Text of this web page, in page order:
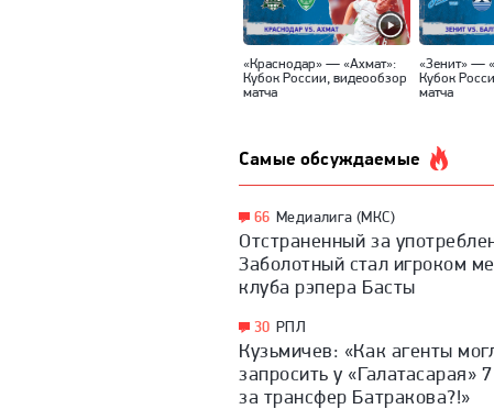
«Краснодар» — «Ахмат»:
Кубок России, видеообзор
матча
«Зенит» —
Кубок
матча
Самые обсуждаемые
66 Медиалига (МКС)
Отстраненный за
Заболотный стал игроком
клуба рэпера Басты
30 РПЛ
Кузьмичев: «Как агенты
запросить у «Галатасарая»
за трансфер Батракова?!»